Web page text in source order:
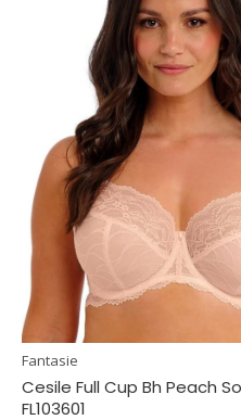
Fantasie
Cesile Full Cup Bh Peach
FL103601